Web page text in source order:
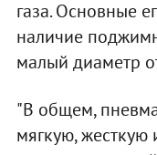
газа. Основные
наличие
малый диаметр
"В общем,
мягкую, жесткую